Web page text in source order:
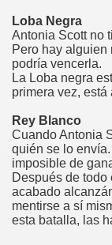
Loba Negra
Antonia Scott no
Pero hay
podría vencerla.
La Loba negra
primera vez, está
Rey Blanco
Cuando Antonia
quién se lo
imposible de
Después de
acabado
mentirse a sí
esta batalla, las